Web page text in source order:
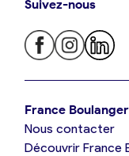
Je trouve
Je suis
Suivez-nous
France
Nous contacter
Découvrir France